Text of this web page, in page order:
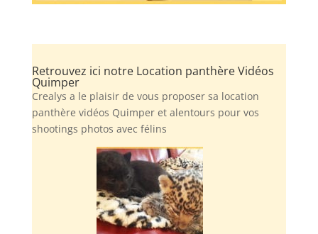
Retrouvez ici notre Location panthère Vidéos
Quimper
Crealys a le plaisir de vous proposer sa location
panthère vidéos Quimper et alentours pour vos
shootings photos avec félins